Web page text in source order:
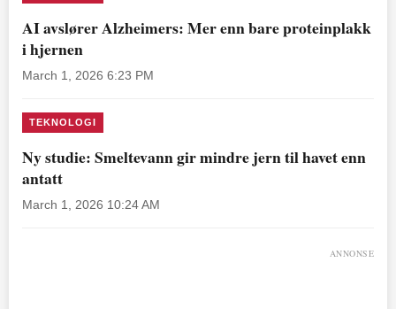
AI avslører Alzheimers: Mer enn bare proteinplakk
i hjernen
March 1, 2026 6:23 PM
TEKNOLOGI
Ny studie: Smeltevann gir mindre jern til havet enn
antatt
March 1, 2026 10:24 AM
ANNONSE